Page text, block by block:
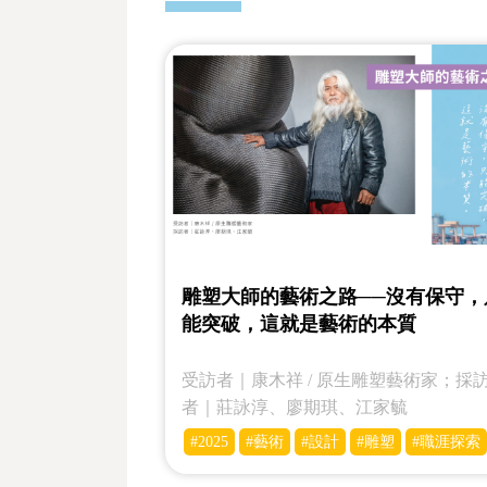
雕塑大師的藝術之路──沒有保守
能突破，這就是藝術的本質
受訪者｜康木祥 / 原生雕塑藝術家；採
者｜莊詠淳、廖期琪、江家毓
#2025 #藝術 #設計 #雕塑 #職涯探索